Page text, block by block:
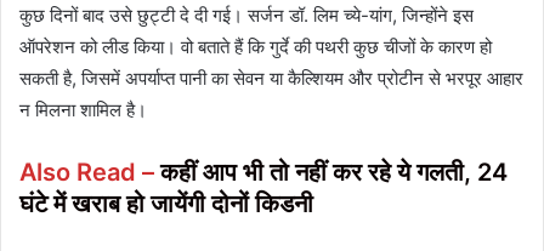
कुछ दिनों बाद उसे छुट्टी दे दी गई। सर्जन डॉ. लिम च्ये-यांग, जिन्होंने इस
ऑपरेशन को लीड किया। वो बताते हैं कि गुर्दे की पथरी कुछ चीजों के कारण हो
सकती है, जिसमें अपर्याप्त पानी का सेवन या कैल्शियम और प्रोटीन से भरपूर आहार
न मिलना शामिल है।
Also Read –कहीं आप भी तो नहीं कर रहे ये गलती, 24
घंटे में खराब हो जायेंगी दोनों किडनी